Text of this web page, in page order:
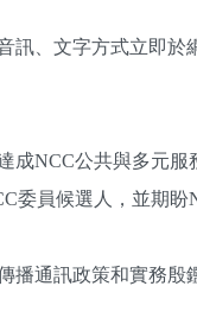
訊、文字方式立即
NCC公共與多元
委員候選人，並期
播通訊政策和實務